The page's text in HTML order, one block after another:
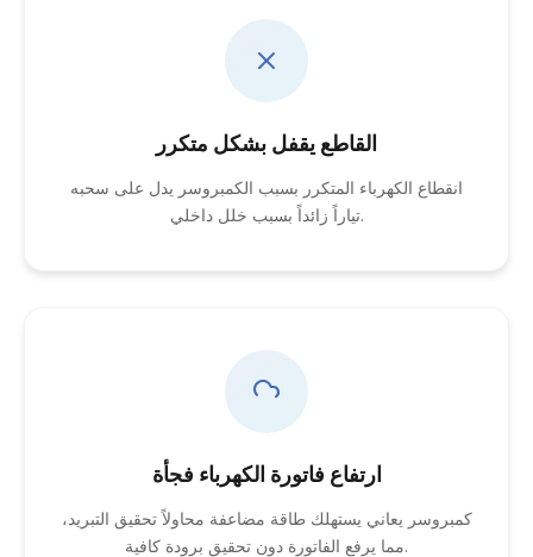
القاطع يقفل بشكل متكرر
انقطاع الكهرباء المتكرر بسبب الكمبروسر يدل على سحبه
تياراً زائداً بسبب خلل داخلي.
ارتفاع فاتورة الكهرباء فجأة
كمبروسر يعاني يستهلك طاقة مضاعفة محاولاً تحقيق التبريد،
مما يرفع الفاتورة دون تحقيق برودة كافية.